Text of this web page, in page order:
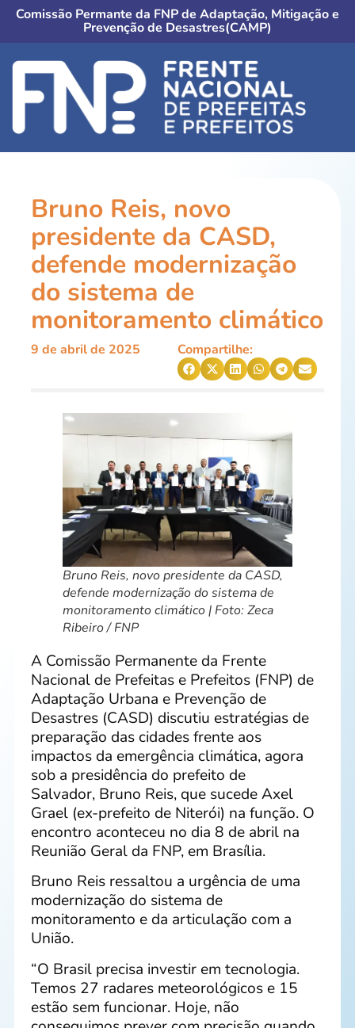
Comissão Permante da FNP de Adaptação, Mitigação e
Prevenção de Desastres(CAMP)
Bruno Reis, novo
presidente da CASD,
defende modernização
do sistema de
monitoramento climático
9 de abril de 2025 Compartilhe:
Bruno Reis, novo presidente da CASD,
defende modernização do sistema de
monitoramento climático | Foto: Zeca
Ribeiro / FNP
A Comissão Permanente da Frente
Nacional de Prefeitas e Prefeitos (FNP) de
Adaptação Urbana e Prevenção de
Desastres (CASD) discutiu estratégias de
preparação das cidades frente aos
impactos da emergência climática, agora
sob a presidência do prefeito de
Salvador, Bruno Reis, que sucede Axel
Grael (ex-prefeito de Niterói) na função. O
encontro aconteceu no dia 8 de abril na
Reunião Geral da FNP, em Brasília.
Bruno Reis ressaltou a urgência de uma
modernização do sistema de
monitoramento e da articulação com a
União.
“O Brasil precisa investir em tecnologia.
Temos 27 radares meteorológicos e 15
estão sem funcionar. Hoje, não